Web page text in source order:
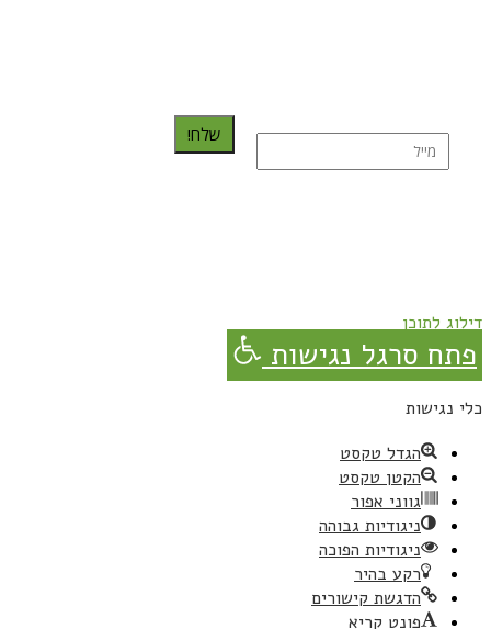
שלח!
דילוג לתוכן
פתח סרגל נגישות
כלי נגישות
הגדל טקסט
הקטן טקסט
גווני אפור
ניגודיות גבוהה
ניגודיות הפוכה
רקע בהיר
הדגשת קישורים
פונט קריא